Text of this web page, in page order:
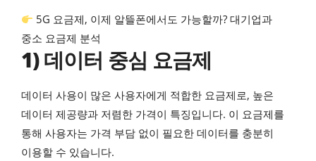
5G 요금제, 이제 알뜰폰에서도 가능할까? 대기업과
중소 요금제 분석
1) 데이터 중심 요금제
데이터 사용이 많은 사용자에게 적합한 요금제로, 높은
데이터 제공량과 저렴한 가격이 특징입니다. 이 요금제를
통해 사용자는 가격 부담 없이 필요한 데이터를 충분히
이용할 수 있습니다.